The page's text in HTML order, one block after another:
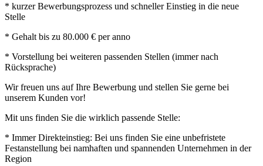
* kurzer Bewerbungsprozess und schneller Einstieg in die neue
Stelle
* Gehalt bis zu 80.000 € per anno
* Vorstellung bei weiteren passenden Stellen (immer nach
Rücksprache)
Wir freuen uns auf Ihre Bewerbung und stellen Sie gerne bei
unserem Kunden vor!
Mit uns finden Sie die wirklich passende Stelle:
* Immer Direkteinstieg: Bei uns finden Sie eine unbefristete
Festanstellung bei namhaften und spannenden Unternehmen in der
Region